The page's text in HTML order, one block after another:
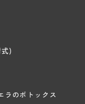
)
ラのボトックス